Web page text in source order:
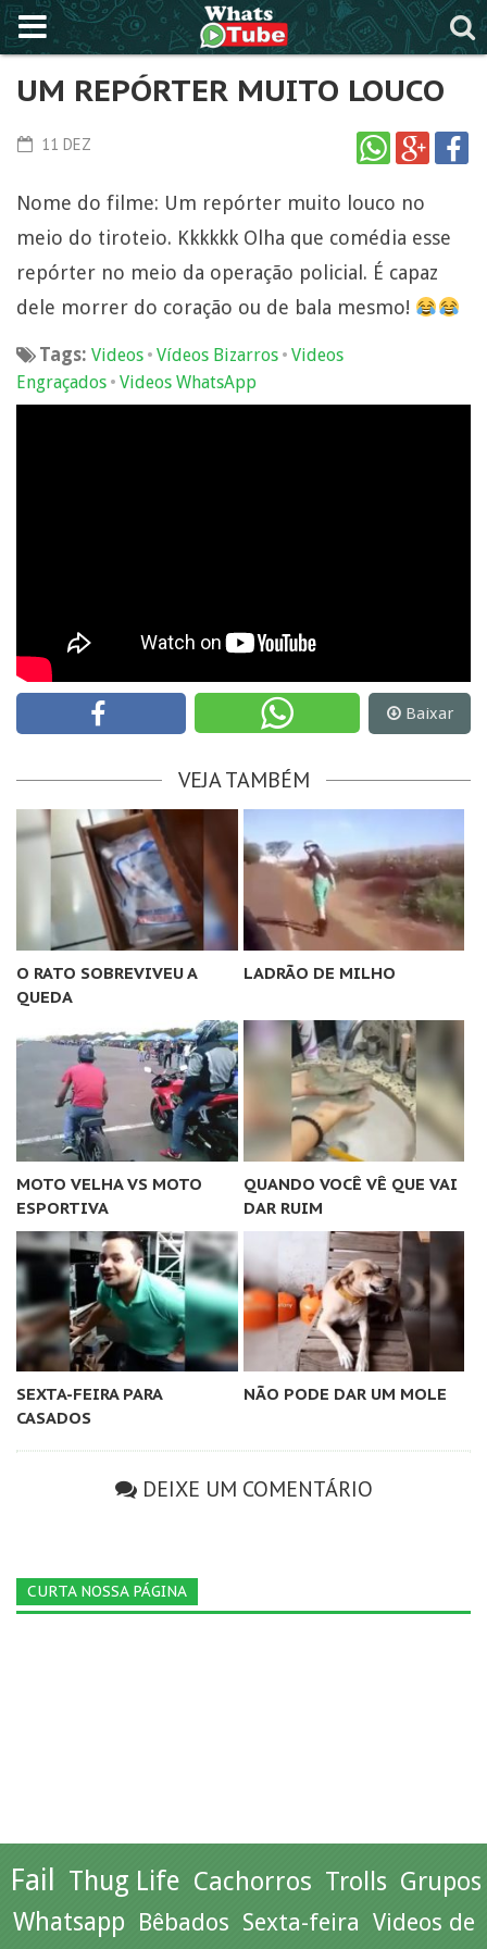
UM REPÓRTER MUITO LOUCO
11 DEZ
Nome do filme: Um repórter muito louco no
meio do tiroteio. Kkkkkk Olha que comédia esse
repórter no meio da operação policial. É capaz
dele morrer do coração ou de bala mesmo!
Tags: Videos • Vídeos Bizarros • Videos
Engraçados • Videos WhatsApp
Baixar
VEJA TAMBÉM
O RATO SOBREVIVEU A
QUEDA
LADRÃO DE MILHO
MOTO VELHA VS MOTO
ESPORTIVA
QUANDO VOCÊ VÊ QUE VAI
DAR RUIM
SEXTA-FEIRA PARA
CASADOS
NÃO PODE DAR UM MOLE
DEIXE UM COMENTÁRIO
CURTA NOSSA PÁGINA
Fail Thug Life Cachorros Trolls Grupos
Whatsapp Bêbados Sexta-feira Videos de